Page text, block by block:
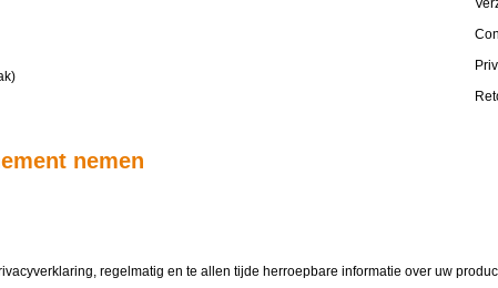
nemen
, regelmatig en te allen tijde herroepbare informatie over uw